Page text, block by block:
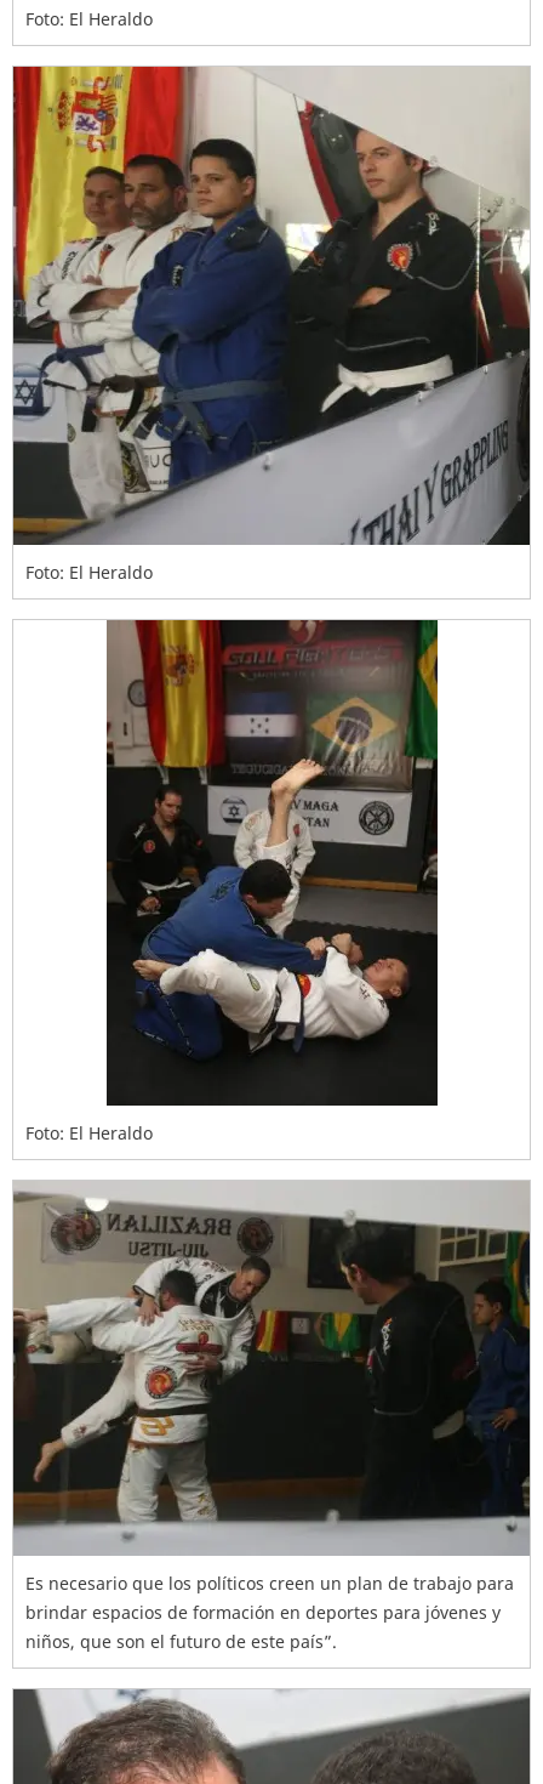
Foto: El Heraldo
Foto: El Heraldo
Foto: El Heraldo
Es necesario que los políticos creen un plan de trabajo para
brindar espacios de formación en deportes para jóvenes y
niños, que son el futuro de este país”.